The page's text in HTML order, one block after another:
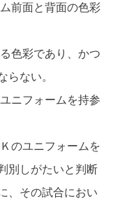
前面と背面の色彩
色彩であり、かつ
らない。
ニフォームを持参
のユニフォームを
別しがたいと判断
、その試合におい